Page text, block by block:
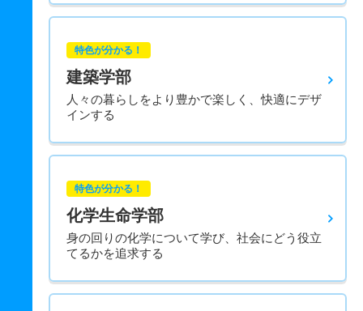
特色が分かる！
建築学部
人々の暮らしをより豊かで楽しく、快適にデザ
インする
特色が分かる！
化学生命学部
身の回りの化学について学び、社会にどう役立
てるかを追求する